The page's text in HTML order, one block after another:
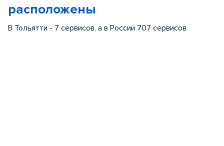
расположены
В Тольятти - 7 сервисов, а в России 707 сервисов